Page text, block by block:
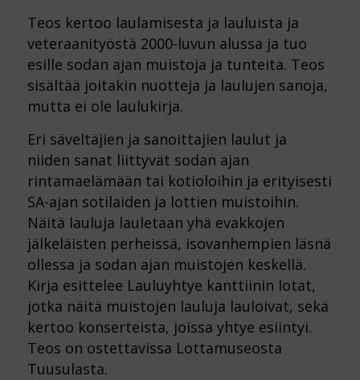
Teos kertoo laulamisesta ja lauluista ja
veteraanityöstä 2000-luvun alussa ja tuo
esille sodan ajan muistoja ja tunteita. Teos
sisältää joitakin nuotteja ja laulujen sanoja,
mutta ei ole laulukirja.
Eri säveltäjien ja sanoittajien laulut ja
niiden sanat liittyvät sodan ajan
rintamaelämään tai kotioloihin ja erityisesti
SA-ajan sotilaiden ja lottien muistoihin.
Näitä lauluja lauletaan yhä evakkojen
jälkeläisten perheissä, isovanhempien läsnä
ollessa ja sodan ajan muistojen keskellä.
Kirja esittelee Lauluyhtye kanttiinin lotat,
jotka näitä muistojen lauluja lauloivat, sekä
kertoo konserteista, joissa yhtye esiintyi.
Teos on ostettavissa Lottamuseosta
Tuusulasta.